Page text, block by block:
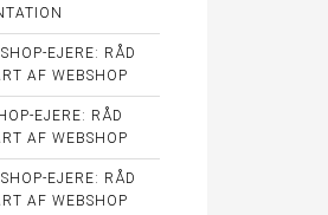
EJERE: RÅD
AF WEBSHOP
EJERE: RÅD
AF WEBSHOP
EJERE: RÅD
AF WEBSHOP